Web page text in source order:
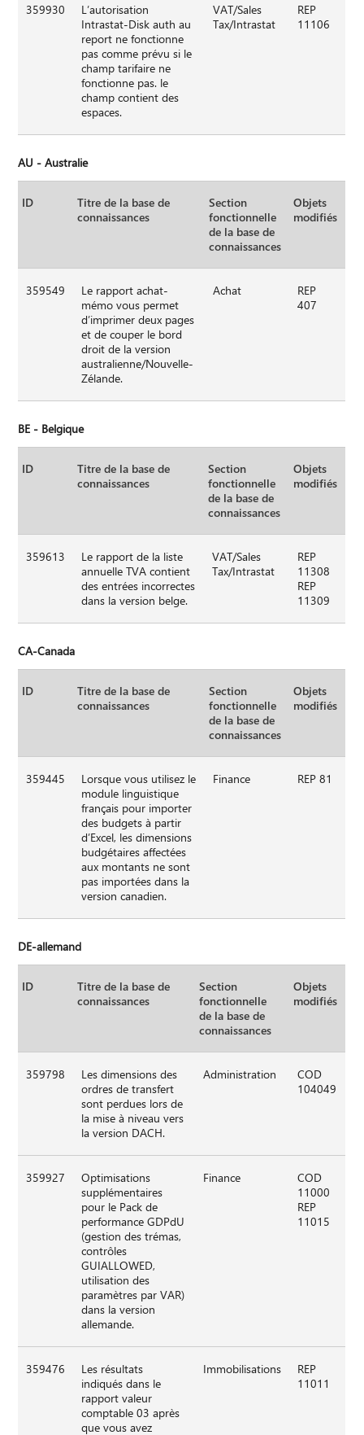
359930
L’autorisation
Intrastat-Disk auth au
report ne fonctionne
pas comme prévu si le
champ tarifaire ne
fonctionne pas. le
champ contient des
espaces.
VAT/Sales
Tax/Intrastat
REP
11106
AU - Australie
ID
Titre de la base de
connaissances
Section
fonctionnelle
de la base de
connaissances
Objets
modifiés
359549
Le rapport achat-
mémo vous permet
d’imprimer deux pages
et de couper le bord
droit de la version
australienne/Nouvelle-
Zélande.
Achat
REP
407
BE - Belgique
ID
Titre de la base de
connaissances
Section
fonctionnelle
de la base de
connaissances
Objets
modifiés
359613
Le rapport de la liste
annuelle TVA contient
des entrées incorrectes
dans la version belge.
VAT/Sales
Tax/Intrastat
REP
11308
REP
11309
CA-Canada
ID
Titre de la base de
connaissances
Section
fonctionnelle
de la base de
connaissances
Objets
modifiés
359445
Lorsque vous utilisez le
module linguistique
français pour importer
des budgets à partir
d’Excel, les dimensions
budgétaires affectées
aux montants ne sont
pas importées dans la
version canadien.
Finance REP 81
DE-allemand
ID
Titre de la base de
connaissances
Section
fonctionnelle
de la base de
connaissances
Objets
modifiés
359798
Les dimensions des
ordres de transfert
sont perdues lors de
la mise à niveau vers
la version DACH.
Administration
COD
104049
359927
Optimisations
supplémentaires
pour le Pack de
performance GDPdU
(gestion des trémas,
contrôles
GUIALLOWED,
utilisation des
paramètres par VAR)
dans la version
allemande.
Finance
COD
11000
REP
11015
359476
Les résultats
indiqués dans le
rapport valeur
comptable 03 après
que vous avez
Immobilisations
REP
11011